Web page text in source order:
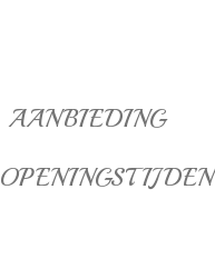
AANBIEDING
OPENINGSTIJDEN